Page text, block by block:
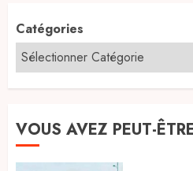
Catégories
VOUS AVEZ PEUT-